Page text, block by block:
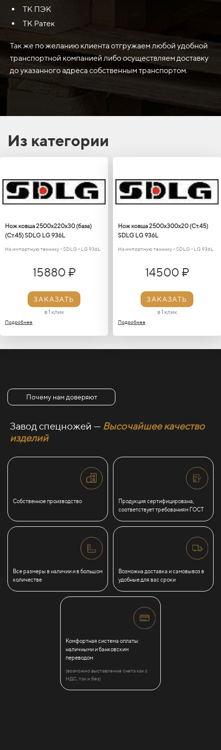
ТК ПЭК
ТК Ратек
Так же по желанию клиента отгружаем любой удобной
транспортной компанией либо осуществляем доставку
до указанного адреса собственным транспортом.
Из категории
Нож ковша 2500х220х30 (база)
(Ст.45) SDLG LG 936L
На импортную технику - SDLG - LG 936L
15880 ₽
ЗАКАЗАТЬ
в 1 клик
Подробнее
Нож ковша 2500x300x20 (Ст.45)
SDLG LG 936L
На импортную технику - SDLG - LG 936L
14500 ₽
ЗАКАЗАТЬ
в 1 клик
Подробнее
Почему нам доверяют
Завод спецножей — Высочайшее качество
изделий
Собственное производство
Продукция сертифицирована,
соответствует требованиям ГОСТ
Все размеры в наличии и в большом
количестве
Возможна доставка и самовывоз в
удобные для вас сроки
Комфортная система оплаты:
наличными и банковским
переводом
(возможно выставление счета как с
НДС, так и без)